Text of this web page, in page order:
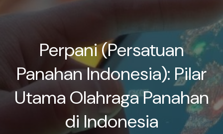
Perpani (Persatuan
Panahan Indonesia): Pilar
Utama Olahraga Panahan
di Indonesia